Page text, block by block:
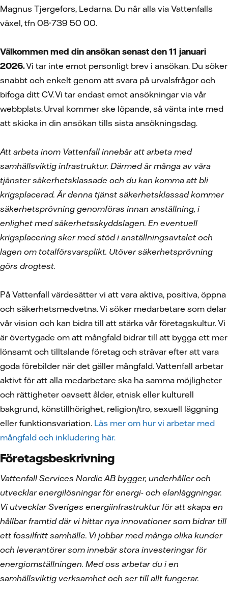
Magnus Tjergefors, Ledarna. Du når alla via Vattenfalls
växel, tfn 08-739 50 00.
Välkommen med din ansökan senast den 11 januari
2026.Vi tar inte emot personligt brev i ansökan. Du söker
snabbt och enkelt genom att svara på urvalsfrågor och
bifoga ditt CV. Vi tar endast emot ansökningar via vår
webbplats. Urval kommer ske löpande, så vänta inte med
att skicka in din ansökan tills sista ansökningsdag.
Att arbeta inom Vattenfall innebär att arbeta med
samhällsviktig infrastruktur. Därmed är många av våra
tjänster säkerhetsklassade och du kan komma att bli
krigsplacerad. Är denna tjänst säkerhetsklassad kommer
säkerhetsprövning genomföras innan anställning, i
enlighet med säkerhetsskyddslagen. En eventuell
krigsplacering sker med stöd i anställningsavtalet och
lagen om totalförsvarsplikt. Utöver säkerhetsprövning
görs drogtest.
På Vattenfall värdesätter vi att vara aktiva, positiva, öppna
och säkerhetsmedvetna. Vi söker medarbetare som delar
vår vision och kan bidra till att stärka vår företagskultur. Vi
är övertygade om att mångfald bidrar till att bygga ett mer
lönsamt och tilltalande företag och strävar efter att vara
goda förebilder när det gäller mångfald. Vattenfall arbetar
aktivt för att alla medarbetare ska ha samma möjligheter
och rättigheter oavsett ålder, etnisk eller kulturell
bakgrund, könstillhörighet, religion/tro, sexuell läggning
eller funktionsvariation. Läs mer om hur vi arbetar med
mångfald och inkludering här.
Företagsbeskrivning
Vattenfall Services Nordic AB bygger, underhåller och
utvecklar energilösningar för energi- och elanläggningar.
Vi utvecklar Sveriges energiinfrastruktur för att skapa en
hållbar framtid där vi hittar nya innovationer som bidrar till
ett fossilfritt samhälle. Vi jobbar med många olika kunder
och leverantörer som innebär stora investeringar för
energiomställningen. Med oss arbetar du i en
samhällsviktig verksamhet och ser till allt fungerar.